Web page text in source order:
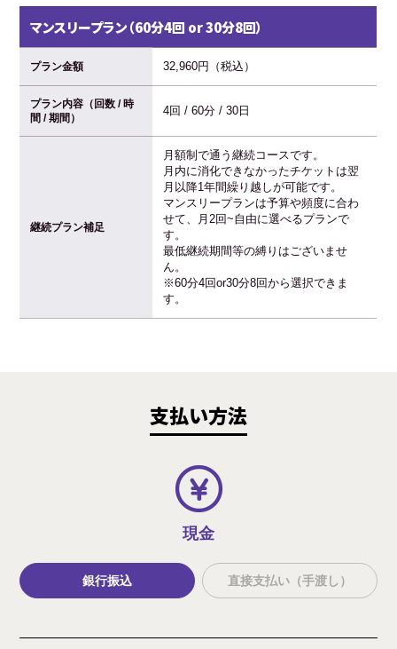
マンスリープラン（60分4回 or 30分8回）
プラン金額 32,960円（税込）
プラン内容（回数 / 時
間 / 期間）
4回 / 60分 / 30日
継続プラン補足
月額制で通う継続コースです。
月内に消化できなかったチケットは翌
月以降1年間繰り越しが可能です。
マンスリープランは予算や頻度に合わ
せて、月2回~自由に選べるプランで
す。
最低継続期間等の縛りはございませ
ん。
※60分4回or30分8回から選択できま
す。
支払い方法
現金
銀行振込 直接支払い（手渡し）